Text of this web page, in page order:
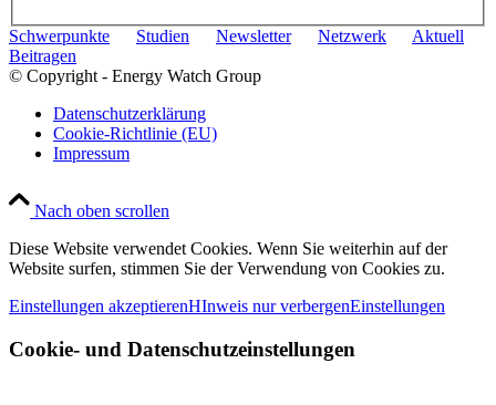
Schwerpunkte Studien Newsletter Netzwerk
Aktuell
Beitragen
© Copyright - Energy Watch Group
Datenschutzerklärung
Cookie-Richtlinie (EU)
Impressum
Nach oben scrollen
Diese Website verwendet Cookies. Wenn Sie weiterhin auf der
Website surfen, stimmen Sie der Verwendung von Cookies zu.
Einstellungen akzeptierenHInweis nur verbergenEinstellungen
Cookie- und Datenschutzeinstellungen